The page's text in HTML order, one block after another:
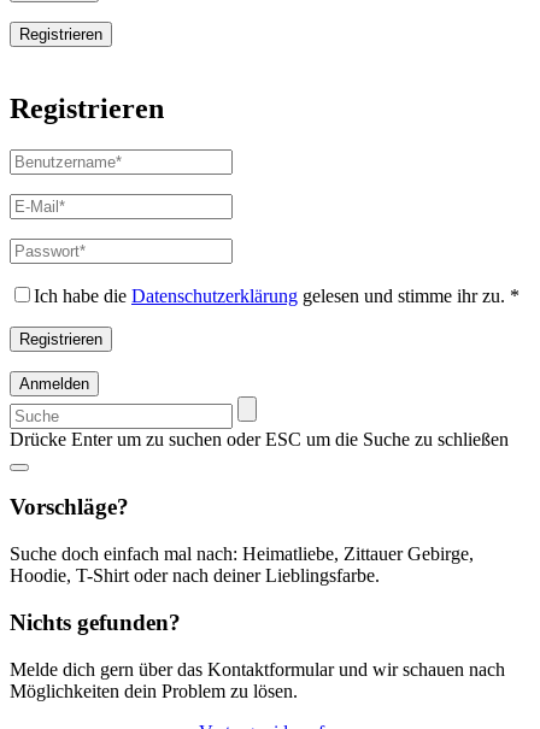
Registrieren
Registrieren
Benutzername
Erforderlich
E-
Mail-
Adresse*
Erforderlich
Passwort*
Erforderlich
Ich habe die Datenschutzerklärung gelesen und stimme ihr zu. *
Registrieren
Anmelden
Suchen
nach:
Drücke Enter um zu suchen oder ESC um die Suche zu schließen
Vorschläge?
Suche doch einfach mal nach: Heimatliebe, Zittauer Gebirge,
Hoodie, T-Shirt oder nach deiner Lieblingsfarbe.
Nichts gefunden?
Melde dich gern über das Kontaktformular und wir schauen nach
Möglichkeiten dein Problem zu lösen.